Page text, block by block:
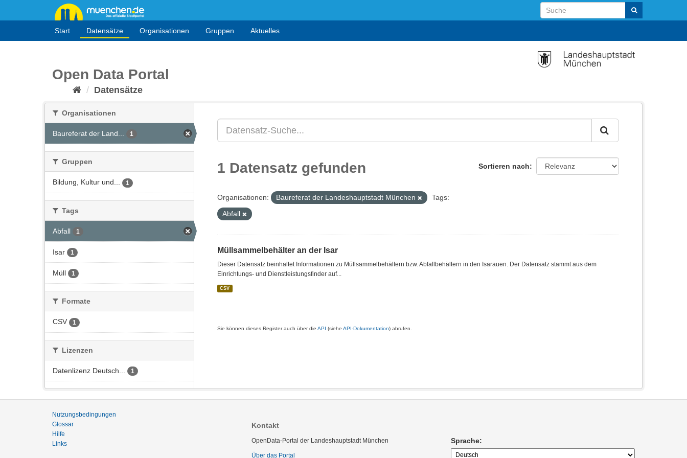
Start Datensätze Organisationen Gruppen Aktuelles
Open Data Portal
Datensätze
Organisationen
Baureferat der Land... 1
Gruppen
Bildung, Kultur und... 1
Tags
Abfall 1
Isar 1
Müll 1
Formate
CSV 1
Lizenzen
Datenlizenz Deutsch... 1
Sortieren nach
1 Datensatz gefunden
Organisationen: Baureferat der Landeshauptstadt München
Tags:
Abfall
Müllsammelbehälter an der Isar
Dieser Datensatz beinhaltet Informationen zu Müllsammelbehältern bzw. Abfallbehältern in den Isarauen. Der Datensatz stammt aus dem
Einrichtungs- und Dienstleistungsfinder auf...
CSV
Sie können dieses Register auch über die API (siehe API-Dokumentation) abrufen.
Nutzungsbedingungen
Glossar
Hilfe
Links
Kontakt
OpenData-Portal der Landeshauptstadt München
Über das Portal
Sprache